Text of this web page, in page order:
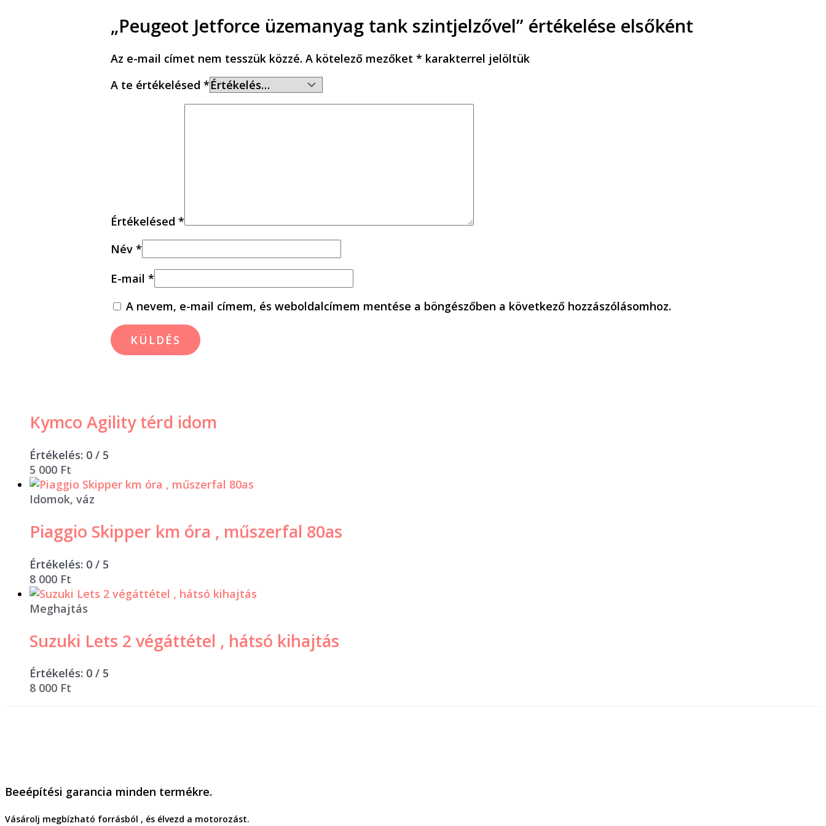
„Peugeot Jetforce üzemanyag tank szintjelzővel” értékelése elsőként
Az e-mail címet nem tesszük közzé. A kötelező mezőket * karakterrel jelöltük
A te értékelésed *
Értékelésed *
Név *
E-mail *
A nevem, e-mail címem, és weboldalcímem mentése a böngészőben a következő hozzászólásomhoz.
Kymco Agility térd idom
Értékelés: 0 / 5
5 000 Ft
Idomok, váz
Piaggio Skipper km óra , műszerfal 80as
Értékelés: 0 / 5
8 000 Ft
Meghajtás
Suzuki Lets 2 végáttétel , hátsó kihajtás
Értékelés: 0 / 5
8 000 Ft
Beeépítési garancia minden termékre.
Vásárolj megbízható forrásból , és élvezd a motorozást.